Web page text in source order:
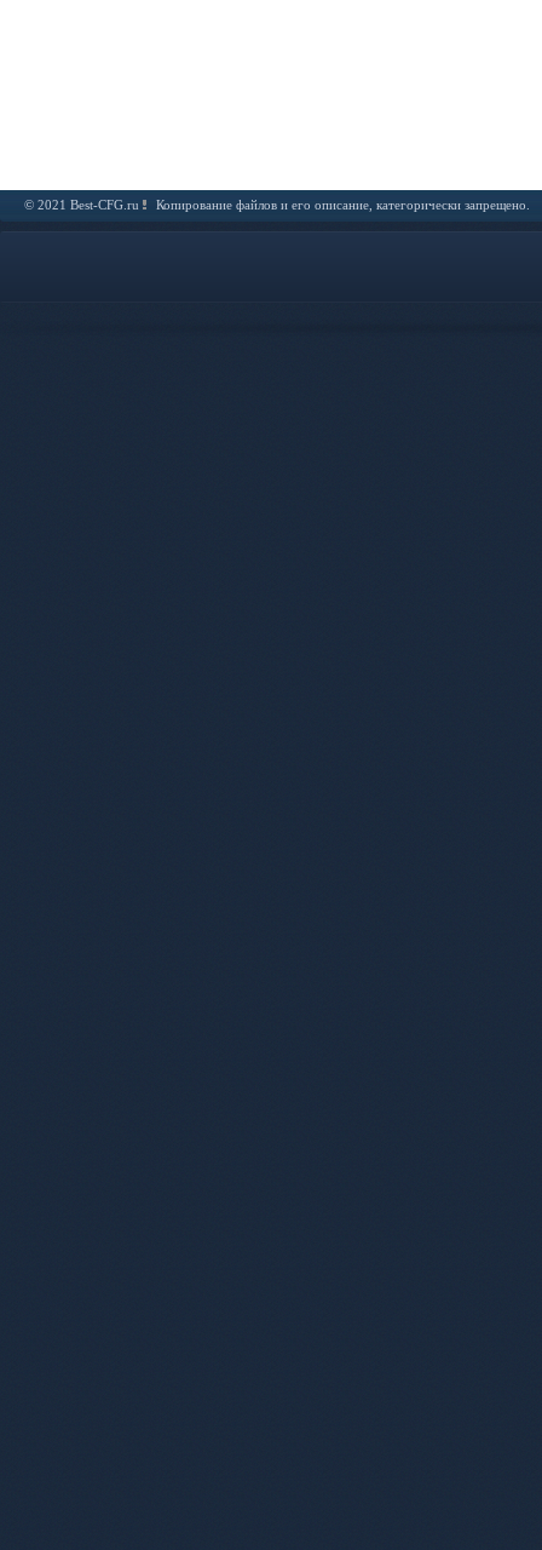
© 2021 Best-CFG.ru Копирование файлов и его описание, категорически запрещено.